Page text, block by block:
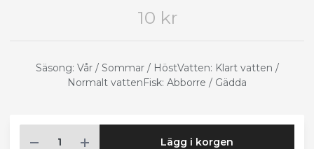
10 kr
Säsong: Vår / Sommar / HöstVatten: Klart vatten /
Normalt vattenFisk: Abborre / Gädda
Lägg i korgen